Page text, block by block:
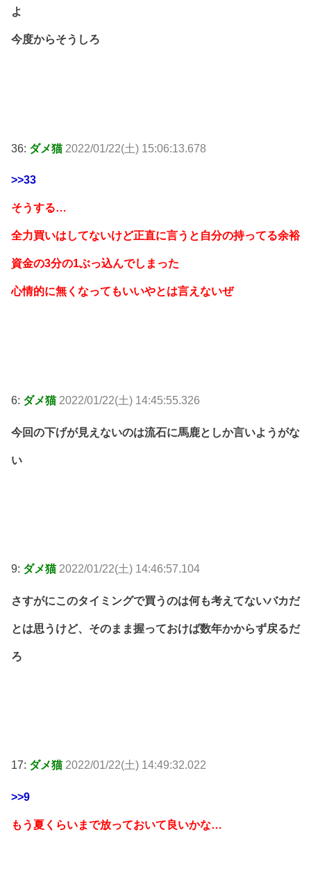
よ
今度からそうしろ
36: ダメ猫 2022/01/22(土) 15:06:13.678
>>33
そうする…
全力買いはしてないけど正直に言うと自分の持ってる余裕
資金の3分の1ぶっ込んでしまった
心情的に無くなってもいいやとは言えないぜ
6: ダメ猫 2022/01/22(土) 14:45:55.326
今回の下げが見えないのは流石に馬鹿としか言いようがな
い
9: ダメ猫 2022/01/22(土) 14:46:57.104
さすがにこのタイミングで買うのは何も考えてないバカだ
とは思うけど、そのまま握っておけば数年かからず戻るだ
ろ
17: ダメ猫 2022/01/22(土) 14:49:32.022
>>9
もう夏くらいまで放っておいて良いかな…